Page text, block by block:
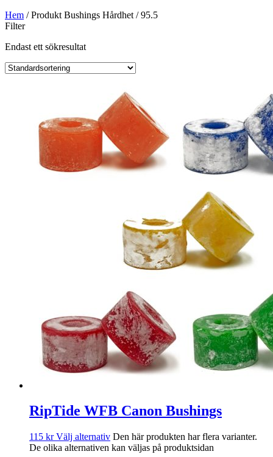
Hem / Produkt Bushings Hårdhet / 95.5
Filter
Endast ett sökresultat
RipTide WFB Canon Bushings
115 kr Välj alternativ Den här produkten har flera varianter.
De olika alternativen kan väljas på produktsidan